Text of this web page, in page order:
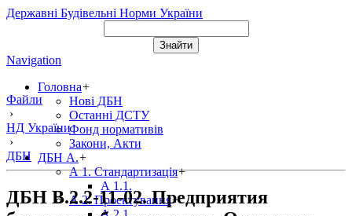
Державні Будівельні Норми України
Navigation
Головна+
Нові ДБН
Останні ДСТУ
Фонд нормативів
Закони, Акти
ДБН А.+
А 1. Стандартизація+
А 1.1.
А 2. Проектування+
Файли
›
НД України
›
ДБН
ДБН В.2.2-11-02. Предприятия